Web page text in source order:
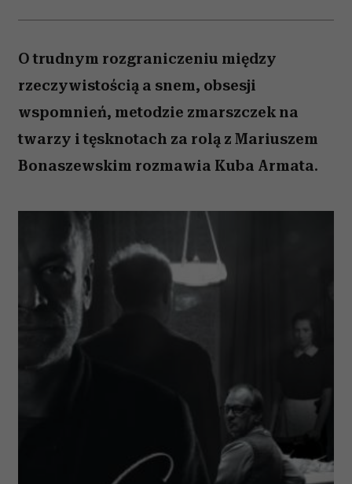
O trudnym rozgraniczeniu między
rzeczywistością a snem, obsesji
wspomnień, metodzie zmarszczek na
twarzy i tęsknotach za rolą z Mariuszem
Bonaszewskim rozmawia Kuba Armata.